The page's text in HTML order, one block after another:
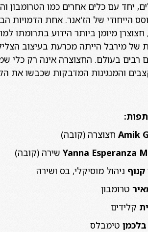
יחד עם כלים אחרים כמו הטרומבון
הייחודי של הז'אנר. אחת הדמויות
מיומן ביותר הידוע בתרומתו
של מירבל הייתה מכרעת בעיצוב
רבים בעולם. החצוצרה אינה רק כלי
והמנגינות המדבקות שכבשו את
Amik חצוצרה (קובה)
Yanna Esperanza שירה (קובה)
קנוף ניהול מוסיקלי, בס ושירה
טרומבון
קלידים
טימבלס